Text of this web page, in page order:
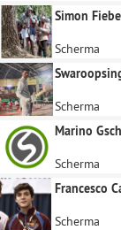
Simon
Scherma
Scherma
Marino
Scherma
Francesco
Scherma